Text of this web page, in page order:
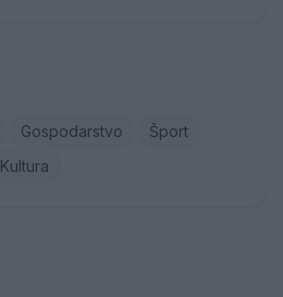
Gospodarstvo
Šport
Kultura